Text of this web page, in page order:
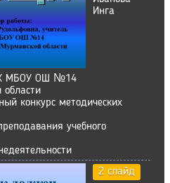
Инга
МБОУ ОШ №14
области
конкурс методических
учебного
2 слайд